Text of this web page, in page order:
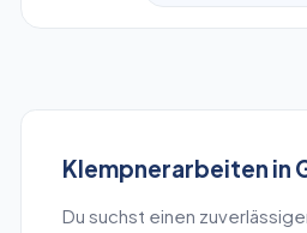
Klempnerarbeiten in
Du suchst einen